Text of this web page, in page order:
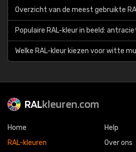
Overzicht van de meest gebruikte
Populaire RAL-kleur in beeld:
Welke RAL-kleur kiezen voor witte
RALkleuren.com
Home
RAL-kleuren
Help
Over ons